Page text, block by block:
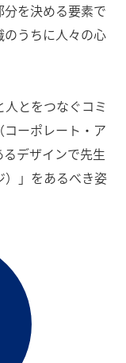
を決める要素で
うちに人々の心
とをつなぐコミ
ーポレート・ア
デザインで先生
）」をあるべき姿